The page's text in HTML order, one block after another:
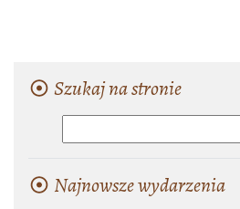
Szukaj na stronie
Najnowsze wydarzenia